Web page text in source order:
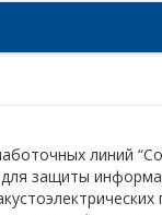
линий
защиты